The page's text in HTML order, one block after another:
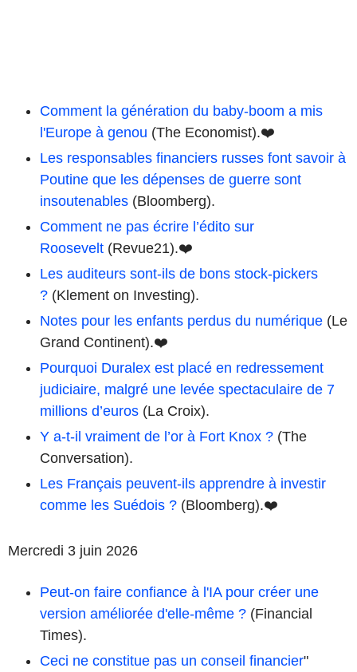
Comment la génération du baby-boom a mis
l'Europe à genou (The Economist).❤️
Les responsables financiers russes font savoir à
Poutine que les dépenses de guerre sont
insoutenables (Bloomberg).
Comment ne pas écrire l’édito sur
Roosevelt (Revue21).❤️
Les auditeurs sont-ils de bons stock-pickers
? (Klement on Investing).
Notes pour les enfants perdus du numérique (Le
Grand Continent).❤️
Pourquoi Duralex est placé en redressement
judiciaire, malgré une levée spectaculaire de 7
millions d’euros (La Croix).
Y a-t-il vraiment de l’or à Fort Knox ? (The
Conversation).
Les Français peuvent-ils apprendre à investir
comme les Suédois ? (Bloomberg).❤️
Mercredi 3 juin 2026
Peut-on faire confiance à l'IA pour créer une
version améliorée d'elle-même ? (Financial
Times).
Ceci ne constitue pas un conseil financier"